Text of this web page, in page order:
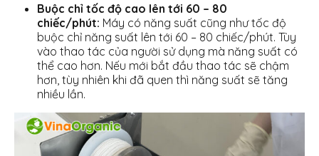
Buộc chỉ tốc độ cao lên tới 60 – 80
chiếc/phút: Máy có năng suất cũng như tốc độ
buộc chỉ năng suất lên tới 60 – 80 chiếc/phút. Tùy
vào thao tác của người sử dụng mà năng suất có
thể cao hơn. Nếu mới bắt đầu thao tác sẽ chậm
hơn, tùy nhiên khi đã quen thì năng suất sẽ tăng
nhiều lần.